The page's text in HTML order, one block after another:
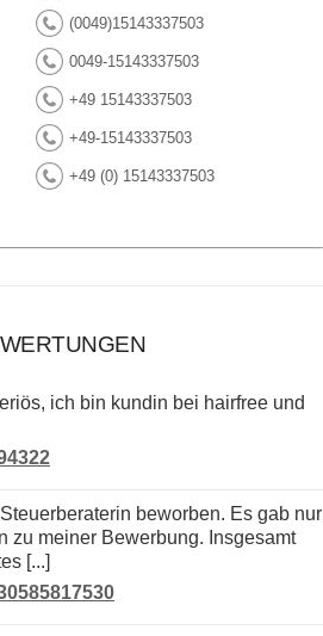
(0049)15143337503
0049-15143337503
+49 15143337503
+49-15143337503
+49 (0) 15143337503
zu meiner Bewerbung. Insgesamt
[...]